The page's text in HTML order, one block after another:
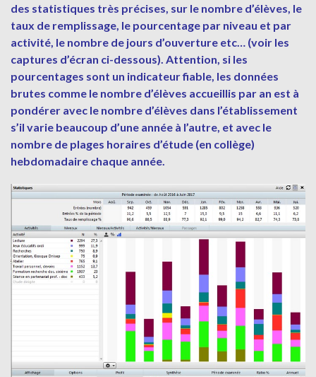
des statistiques très précises, sur le nombre d’élèves, le
taux de remplissage, le pourcentage par niveau et par
activité, le nombre de jours d’ouverture etc… (voir les
captures d’écran ci-dessous). Attention, si les
pourcentages sont un indicateur fiable, les données
brutes comme le nombre d’élèves accueillis par an est à
pondérer avec le nombre d’élèves dans l’établissement
s’il varie beaucoup d’une année à l’autre, et avec le
nombre de plages horaires d’étude (en collège)
hebdomadaire chaque année.